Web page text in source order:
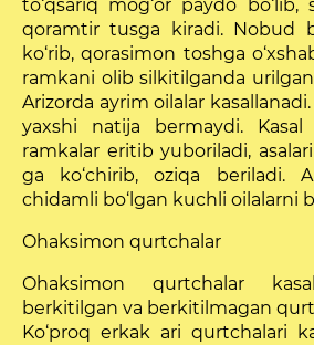
to‘qsariq mog‘or paydo bo‘lib,
qoramtir tusga kiradi. Nobud
ko‘rib, qorasimon toshga
ramkani olib silkitilganda
Arizorda ayrim oilalar
yaxshi natija bermaydi.
ramkalar eritib yuboriladi,
ga ko‘chirib, oziqa beriladi.
chidamli bo‘lgan kuchli oilalarni
Ohaksimon qurtchalar
Ohaksimon qurtchalar
berkitilgan va berkitilmagan
Ko‘proq erkak ari qurtchalari